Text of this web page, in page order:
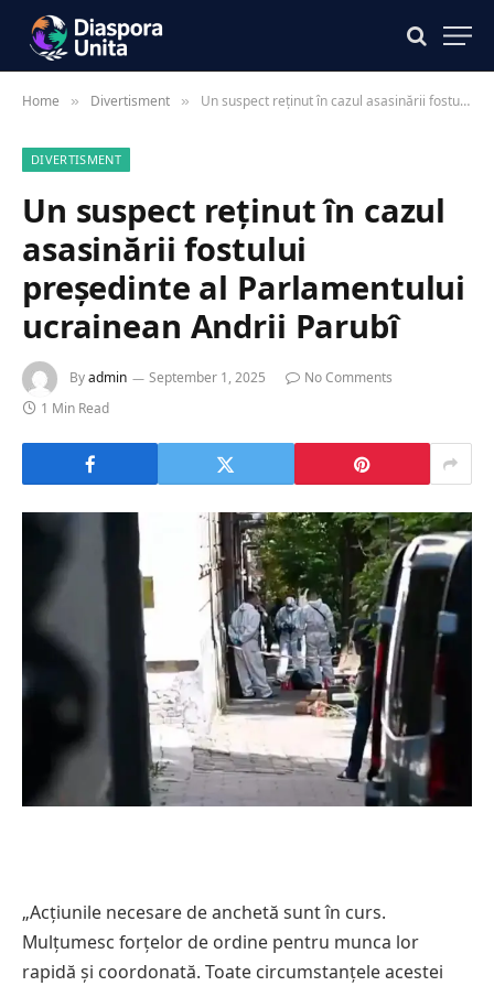
Home » Divertisment » Un suspect reținut în cazul asasinării fostului președinte al Parlamentului ucrainean Andrii Parubî
DIVERTISMENT
Un suspect reținut în cazul
asasinării fostului
președinte al Parlamentului
ucrainean Andrii Parubî
Byadmin September 1, 2025
No Comments
1 Min Read
„Acțiunile necesare de anchetă sunt în curs.
Mulțumesc forțelor de ordine pentru munca lor
rapidă și coordonată. Toate circumstanțele acestei